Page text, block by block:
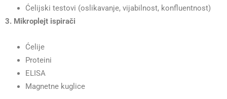
Ćelijski testovi (oslikavanje, vijabilnost, konfluentnost)
3. Mikroplejt ispirači
Ćelije
Proteini
ELISA
Magnetne kuglice